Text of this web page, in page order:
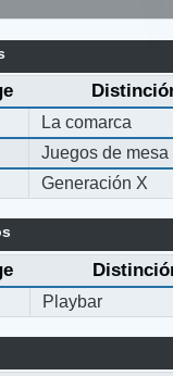
La comarca
Juegos de mesa
Generación X
Playbar